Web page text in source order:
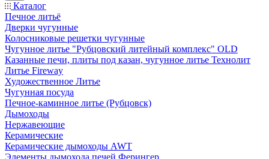
Каталог
Печное литьё
Дверки чугунные
Колосниковые решетки чугунные
Чугунное литье "Рубцовский литейный комплекс" OLD
Казанные печи, плиты под казан, чугунное литье Технолит
Литье Fireway
Художественное Литье
Чугунная посуда
Печное-каминное литье (Рубцовск)
Дымоходы
Нержавеющие
Керамические
Керамические дымоходы AWT
Элементы дымохода печей Ферингер